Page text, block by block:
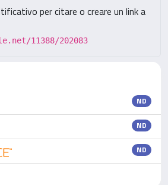
per citare o creare un link a
11388/202083
ND
ND
ND